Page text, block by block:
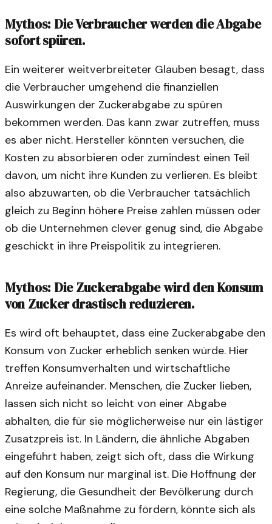
Mythos: Die Verbraucher werden die Abgabe
sofort spüren.
Ein weiterer weitverbreiteter Glauben besagt, dass
die Verbraucher umgehend die finanziellen
Auswirkungen der Zuckerabgabe zu spüren
bekommen werden. Das kann zwar zutreffen, muss
es aber nicht. Hersteller könnten versuchen, die
Kosten zu absorbieren oder zumindest einen Teil
davon, um nicht ihre Kunden zu verlieren. Es bleibt
also abzuwarten, ob die Verbraucher tatsächlich
gleich zu Beginn höhere Preise zahlen müssen oder
ob die Unternehmen clever genug sind, die Abgabe
geschickt in ihre Preispolitik zu integrieren.
Mythos: Die Zuckerabgabe wird den Konsum
von Zucker drastisch reduzieren.
Es wird oft behauptet, dass eine Zuckerabgabe den
Konsum von Zucker erheblich senken würde. Hier
treffen Konsumverhalten und wirtschaftliche
Anreize aufeinander. Menschen, die Zucker lieben,
lassen sich nicht so leicht von einer Abgabe
abhalten, die für sie möglicherweise nur ein lästiger
Zusatzpreis ist. In Ländern, die ähnliche Abgaben
eingeführt haben, zeigt sich oft, dass die Wirkung
auf den Konsum nur marginal ist. Die Hoffnung der
Regierung, die Gesundheit der Bevölkerung durch
eine solche Maßnahme zu fördern, könnte sich als